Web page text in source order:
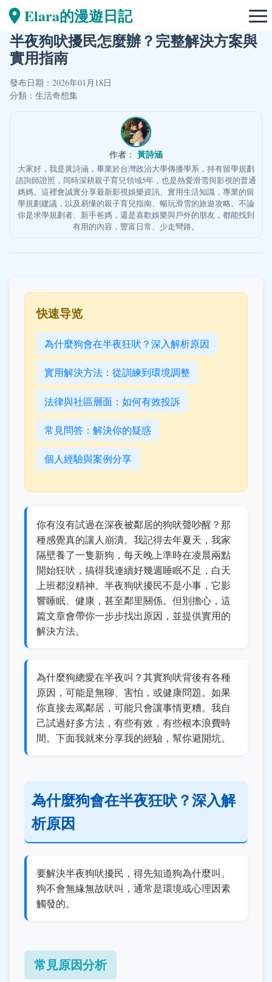
Elara的漫遊日記
半夜狗吠擾民怎麼辦？完整解決方案與
實用指南
發布日期：2026年01月18日
分類： 生活奇想集
作者： 黃詩涵
大家好，我是黃詩涵，畢業於台灣政治大學傳播學系，持有留學規劃
諮詢師證照，同時深耕親子育兒領域5年，也是熱愛滑雪與影視的普通
媽媽。這裡會誠實分享最新影視娛樂資訊、實用生活知識，專業的留
學規劃建議，以及易懂的親子育兒指南、暢玩滑雪的旅遊攻略。不論
你是求學規劃者、新手爸媽，還是喜歡娛樂與戶外的朋友，都能找到
有用的內容，豐富日常、少走彎路。
快速导览
為什麼狗會在半夜狂吠？深入解析原因
實用解決方法：從訓練到環境調整
法律與社區層面：如何有效投訴
常見問答：解決你的疑惑
個人經驗與案例分享
你有沒有試過在深夜被鄰居的狗吠聲吵醒？那
種感覺真的讓人崩潰。我記得去年夏天，我家
隔壁養了一隻新狗，每天晚上準時在凌晨兩點
開始狂吠，搞得我連續好幾週睡眠不足，白天
上班都沒精神。半夜狗吠擾民不是小事，它影
響睡眠、健康，甚至鄰里關係。但別擔心，這
篇文章會帶你一步步找出原因，並提供實用的
解決方法。
為什麼狗總愛在半夜叫？其實狗吠背後有各種
原因，可能是無聊、害怕，或健康問題。如果
你直接去罵鄰居，可能只會讓事情更糟。我自
己試過好多方法，有些有效，有些根本浪費時
間。下面我就來分享我的經驗，幫你避開坑。
為什麼狗會在半夜狂吠？深入解
析原因
要解決半夜狗吠擾民，得先知道狗為什麼叫。
狗不會無緣無故吠叫，通常是環境或心理因素
觸發的。
常見原因分析